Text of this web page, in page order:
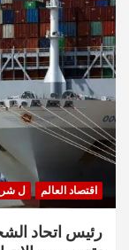
اقتصاد العالم ل
رئيس اتحاد